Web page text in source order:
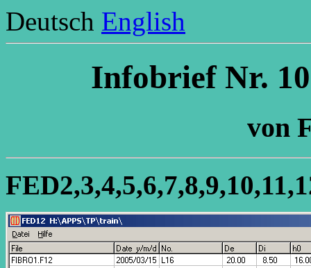
Deutsch English
Infobrief Nr.
von